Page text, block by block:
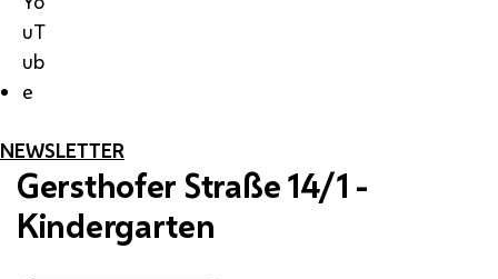
uT
ub
e
NEWSLETTER
Gersthofer Straße 14/1 -
Kindergarten